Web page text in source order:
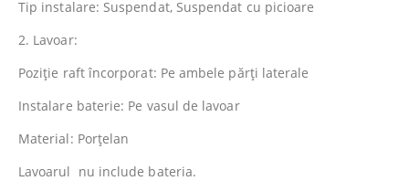
Tip instalare: Suspendat, Suspendat cu picioare
2. Lavoar:
Poziţie raft încorporat: Pe ambele părţi laterale
Instalare baterie: Pe vasul de lavoar
Material: Porţelan
Lavoarul nu include bateria.